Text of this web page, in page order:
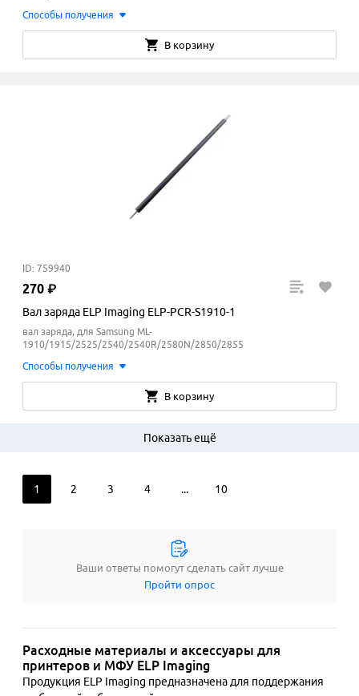
Способы получения
В корзину
ID: 759940
270 ₽
Вал заряда ELP Imaging ELP-PCR-S1910-1
вал заряда, для Samsung ML-
1910/1915/2525/2540/2540R/2580N/2850/2855
Способы получения
В корзину
1 2 3 4 ... 10
Показать ещё
Ваши ответы помогут сделать сайт лучше
Пройти опрос
Расходные материалы и аксессуары для
принтеров и МФУ ELP Imaging
Продукция ELP Imaging предназначена для поддержания